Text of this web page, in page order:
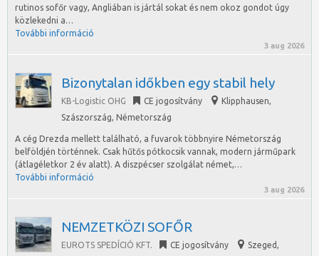
rutinos sofőr vagy, Angliában is jártál sokat és nem okoz gondot úgy
közlekedni a…
További információ
3 aug 2026
Bizonytalan időkben egy stabil hely
KB-Logistic OHG CE jogosítvány Klipphausen,
Szászország, Németország
A cég Drezda mellett található, a fuvarok többnyire Németország
belföldjén történnek. Csak hűtős pótkocsik vannak, modern járműpark
(átlagéletkor 2 év alatt). A diszpécser szolgálat német,…
További információ
3 aug 2026
NEMZETKÖZI SOFŐR
EUROTS SPEDÍCIÓ KFT. CE jogosítvány Szeged,